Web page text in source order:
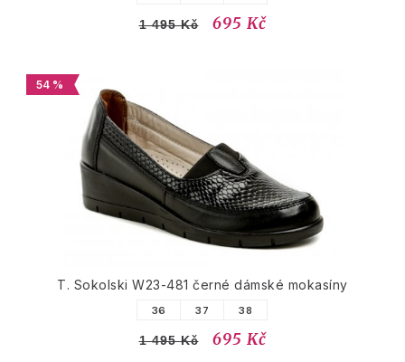
1 495 Kč 695 Kč
54 %
T. Sokolski W23-481 černé dámské mokasíny
36 37 38
1 495 Kč 695 Kč